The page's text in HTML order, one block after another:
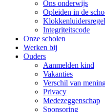
Ons onderwijs
Opleiden in de
Integriteitscode
Onze scholen
Werken bij
Ouders
Aanmelden kind
Vakanties
Verschil van
Privacy
Medezeggenschap
Sponsoring